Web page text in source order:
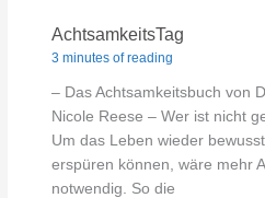
AchtsamkeitsTag
3 minutes of reading
– Das Achtsamkeitsbuch von
Nicole Reese – Wer ist nicht
Um das Leben wieder
erspüren können, wäre mehr
notwendig. So die